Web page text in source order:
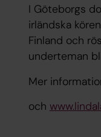
I Göteborgs
irländska
Finland och
underteman
Mer
och